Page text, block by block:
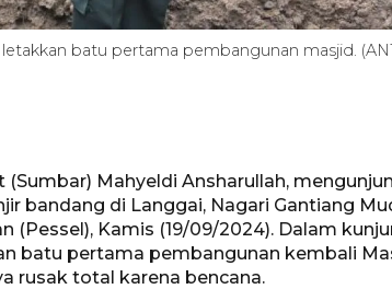
batu pertama pembangunan masjid.
(Sumbar) Mahyeldi Ansharullah,
bandang di Langgai, Nagari Gantiang
(Pessel), Kamis (19/09/2024). Dalam
batu pertama pembangunan kembali
rusak total karena bencana.